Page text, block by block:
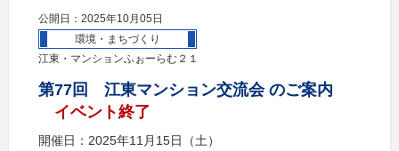
公開日：2025年10月05日
環境・まちづくり
江東・マンションふぉーらむ２１
第77回 江東マンション交流会 のご案内
イベント終了
開催日：2025年11月15日（土）